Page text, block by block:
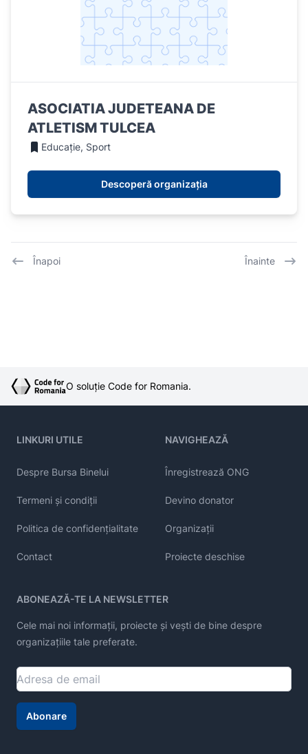
ASOCIATIA JUDETEANA DE
ATLETISM TULCEA
Educație, Sport
Descoperă organizația
Înapoi Înainte
O soluție Code for Romania.
LINKURI UTILE
Despre Bursa Binelui
Termeni și condiții
Politica de confidențialitate
Contact
NAVIGHEAZĂ
Înregistrează ONG
Devino donator
Organizații
Proiecte deschise
ABONEAZĂ-TE LA NEWSLETTER
Cele mai noi informații, proiecte și vești de bine despre
organizațiile tale preferate.
Abonare